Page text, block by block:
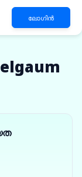
ലോഗിൻ